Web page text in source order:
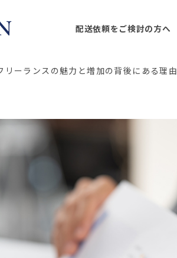
配送依頼をご検討の方へ
リーランスの魅力と増加の背後にある理由